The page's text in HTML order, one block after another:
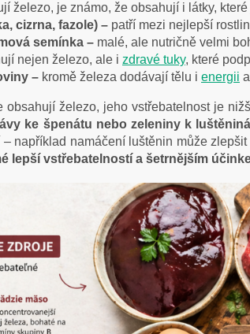
železo, je známo, že obsahují i látky,
cizrna, fazole) – patří mezi nejlepší
semínka – malé, ale nutričně velmi
nejen železo, ale i zdravé tuky, které
– kromě železa dodávají tělu i energii
obsahují železo, jeho vstřebatelnost je
ke špenátu nebo zeleniny k
například namáčení luštěnin může
lepší vstřebatelností a šetrnějším